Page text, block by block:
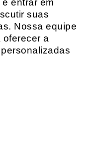
entrar em
suas
Nossa equipe
a